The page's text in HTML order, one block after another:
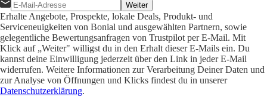
Weiter
Erhalte Angebote, Prospekte, lokale Deals, Produkt- und
Serviceneuigkeiten von Bonial und ausgewählten Partnern, sowie
gelegentliche Bewertungsanfragen von Trustpilot per E-Mail. Mit
Klick auf „Weiter" willigst du in den Erhalt dieser E-Mails ein. Du
kannst deine Einwilligung jederzeit über den Link in jeder E-Mail
widerrufen. Weitere Informationen zur Verarbeitung Deiner Daten und
zur Analyse von Öffnungen und Klicks findest du in unserer
Datenschutzerklärung.